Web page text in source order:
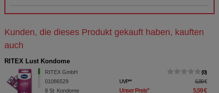
Kunden, die dieses Produkt gekauft haben, kauften
auch
RITEX Lust Kondome
RITEX GmbH
01086529
8 St Kondome
0
UVP** 6,99 €
Unser Preis* 5,59 €